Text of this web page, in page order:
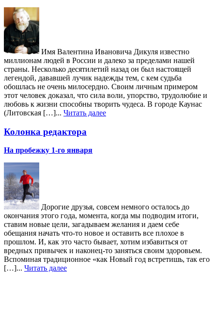
Имя Валентина Ивановича Дикуля известно
миллионам людей в России и далеко за пределами нашей
страны. Несколько десятилетий назад он был настоящей
легендой, дававшей лучик надежды тем, с кем судьба
обошлась не очень милосердно. Своим личным примером
этот человек доказал, что сила воли, упорство, трудолюбие и
любовь к жизни способны творить чудеса. В городе Каунас
(Литовская […]... Читать далее
Колонка редактора
На пробежку 1-го января
Дорогие друзья, совсем немного осталось до
окончания этого года, момента, когда мы подводим итоги,
ставим новые цели, загадываем желания и даем себе
обещания начать что-то новое и оставить все плохое в
прошлом. И, как это часто бывает, хотим избавиться от
вредных привычек и наконец-то заняться своим здоровьем.
Вспоминая традиционное «как Новый год встретишь, так его
[…]... Читать далее